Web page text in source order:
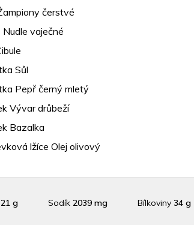
čerstvé
Nudle vaječné
Sůl
Pepř černý mletý
Vývar drůbeží
Bazalka
lžíce Olej olivový
21 g Sodík2039 mg Bílkoviny34 g